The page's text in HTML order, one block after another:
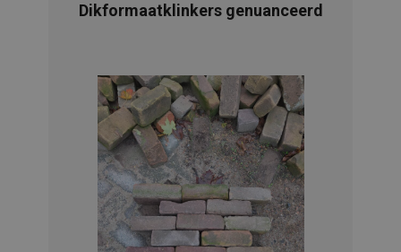
Dikformaatklinkers genuanceerd